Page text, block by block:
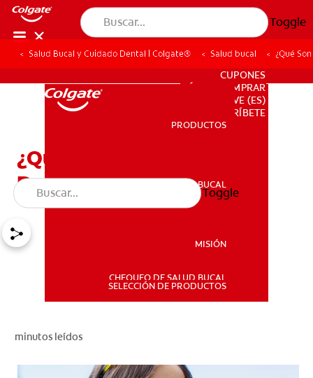
Toggle
PRODUCTOS
SALUD BUCAL
PARA PROFESIONALES
CUPONES
DÓNDE COMPRAR
VE (ES)
SUSCRÍBETE
PRODUCTOS
SALUD BUCAL
MISIÓN
CHEQUEO DE SALUD BUCAL
SELECCIÓN DE PRODUCTOS
Toggle
Salud Bucal y Cuidado Dental | Colgate® Salud bucal ¿Qué
¿Qué Son Los Implantes
Dentales?
minutos leídos